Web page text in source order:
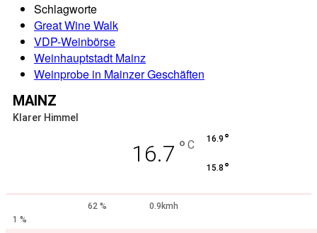
Schlagworte
Great Wine Walk
VDP-Weinbörse
Weinhauptstadt Mainz
Weinprobe in Mainzer Geschäften
MAINZ
Klarer Himmel
16.7 ° C 16.9 °
15.8 °
62 %
0.9kmh
1 %